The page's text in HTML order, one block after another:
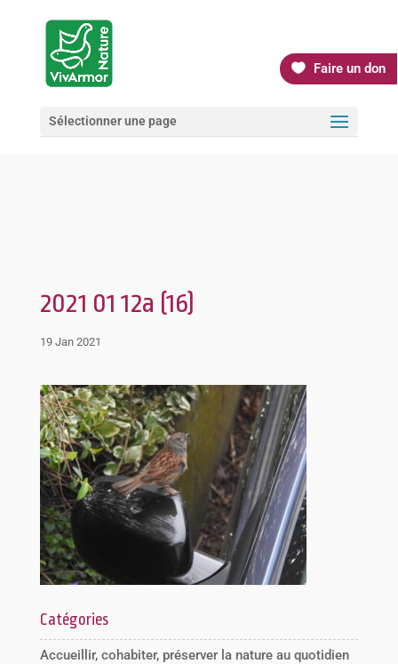
Faire un don
Sélectionner une page
2021 01 12a (16)
19 Jan 2021
Catégories
Accueillir, cohabiter, préserver la nature au quotidien